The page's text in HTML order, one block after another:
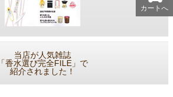
カートへ
当店が人気雑誌
「香水選び完全FILE」で
紹介されました！